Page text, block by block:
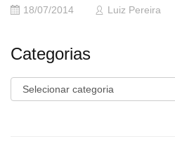
18/07/2014 Luiz Pereira
Categorias
Categorias